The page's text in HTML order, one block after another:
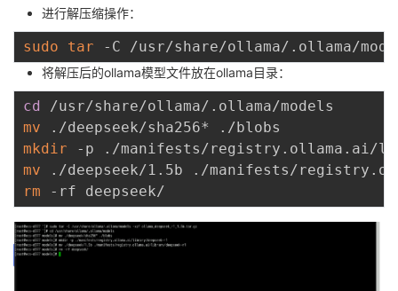
进行解压缩操作：
sudo tar
将解压后的ollama模型文件放在ollama目录：
cd
mv
mkdir
mv
rm